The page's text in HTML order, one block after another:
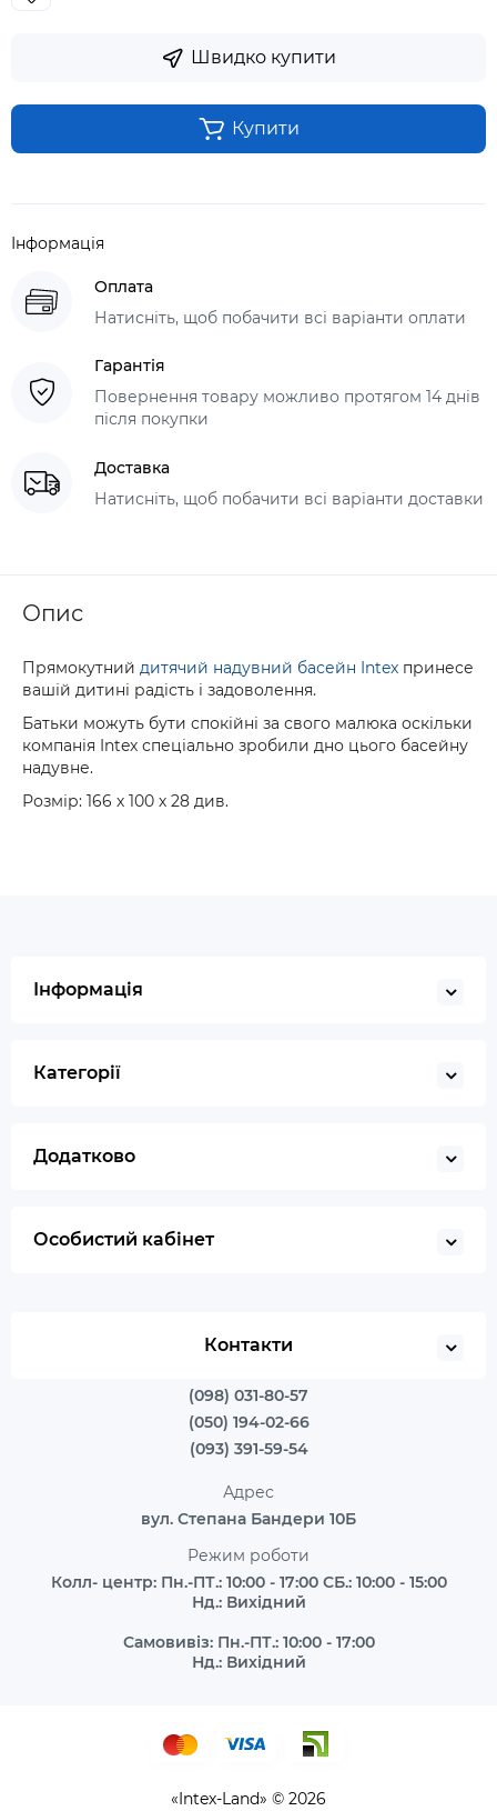
Швидко купити
Купити
Інформація
Оплата
Натисніть, щоб побачити всі варіанти оплати
Гарантія
Повернення товару можливо протягом 14 днів
після покупки
Доставка
Натисніть, щоб побачити всі варіанти доставки
Опис
Прямокутний дитячий надувний басейн Intex принесе
вашій дитині радість і задоволення.
Батьки можуть бути спокійні за свого малюка оскільки
компанія Intex спеціально зробили дно цього басейну
надувне.
Розмір: 166 х 100 х 28 див.
Інформація
Категорії
Додатково
Особистий кабінет
Контакти
(098) 031-80-57
(050) 194-02-66
(093) 391-59-54
Адрес
вул. Степана Бандери 10Б
Режим роботи
Колл- центр: Пн.-ПТ.: 10:00 - 17:00 СБ.: 10:00 - 15:00
Нд.: Вихідний
Самовивіз: Пн.-ПТ.: 10:00 - 17:00
Нд.: Вихідний
«Intex-Land» © 2026